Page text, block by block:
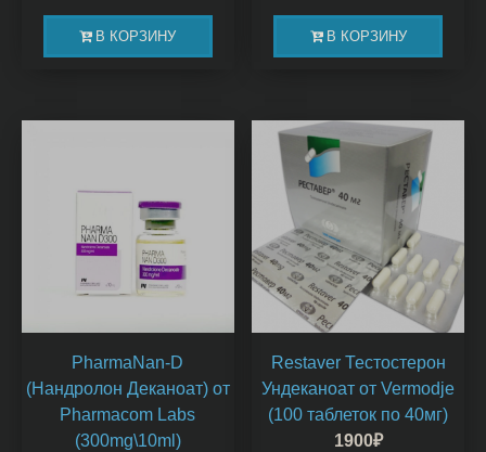
В КОРЗИНУ В КОРЗИНУ
PharmaNan-D
(Нандролон Деканоат) от
Pharmacom Labs
(300mg\10ml)
Restaver Тестостерон
Ундеканоат от Vermodje
(100 таблеток по 40мг)
1900₽